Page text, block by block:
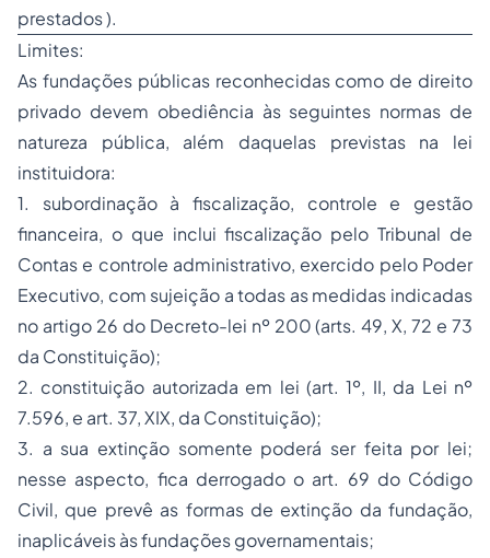
prestados ).
Limites:
As fundações públicas reconhecidas como de direito
privado devem obediência às seguintes normas de
natureza pública, além daquelas previstas na lei
instituidora:
1. subordinação à fiscalização, controle e gestão
financeira, o que inclui fiscalização peloTribunal de
Contas e controle administrativo, exercido pelo Poder
Executivo, com sujeição a todas as medidas indicadas
no artigo 26 do Decreto-lei nº 200 (arts. 49, X, 72 e 73
da Constituição);
2. constituição autorizada em lei (art. 1º, II, da Lei nº
7.596, e art. 37, XIX, da Constituição);
3. a sua extinção somente poderá ser feita por lei;
nesse aspecto, fica derrogado o art. 69 do Código
Civil, que prevê as formas de extinção da fundação,
inaplicáveis às fundações governamentais;